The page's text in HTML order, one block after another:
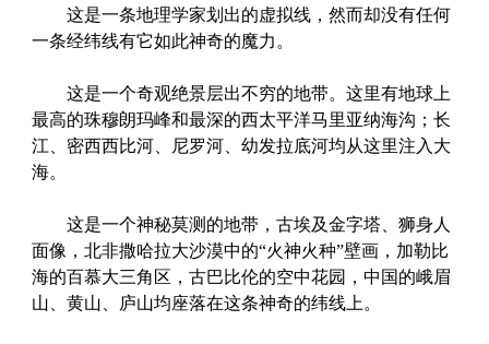
这是一条地理学家划出的虚拟线，然而却没有任何
一条经纬线有它如此神奇的魔力。
这是一个奇观绝景层出不穷的地带。这里有地球上
最高的珠穆朗玛峰和最深的西太平洋马里亚纳海沟；长
江、密西西比河、尼罗河、幼发拉底河均从这里注入大
海。
这是一个神秘莫测的地带，古埃及金字塔、狮身人
面像，北非撒哈拉大沙漠中的“火神火种”壁画，加勒比
海的百慕大三角区，古巴比伦的空中花园，中国的峨眉
山、黄山、庐山均座落在这条神奇的纬线上。